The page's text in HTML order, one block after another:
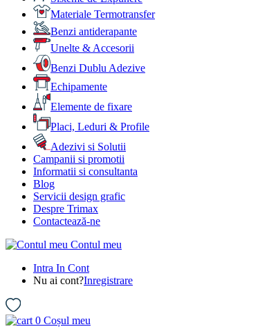
Materiale Termotransfer
Benzi antiderapante
Unelte & Accesorii
Benzi Dublu Adezive
Echipamente
Elemente de fixare
Placi, Leduri & Profile
Adezivi si Solutii
Campanii si promotii
Informatii si consultanta
Blog
Servicii design grafic
Despre Trimax
Contactează-ne
Contul meu
Intra In Cont
Nu ai cont?Inregistrare
0 Coșul meu